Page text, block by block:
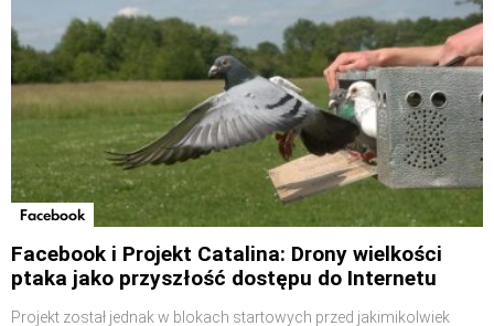
Facebook
Facebook i Projekt Catalina: Drony wielkości
ptaka jako przyszłość dostępu do Internetu
Projekt został jednak w blokach startowych przed jakimikolwiek